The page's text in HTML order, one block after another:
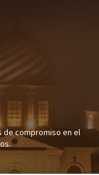
de compromiso en el